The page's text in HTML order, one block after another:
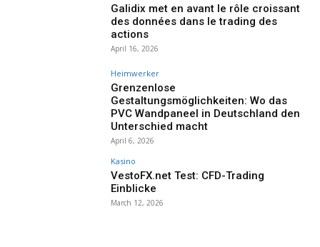
Galidix met en avant le rôle croissant
des données dans le trading des
actions
April 16, 2026
Heimwerker
Grenzenlose
Gestaltungsmöglichkeiten: Wo das
PVC Wandpaneel in Deutschland den
Unterschied macht
April 6, 2026
Kasino
VestoFX.net Test: CFD-Trading
Einblicke
March 12, 2026